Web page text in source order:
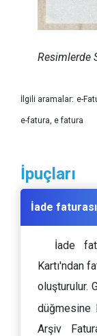
Resimlerde
İlgili aramalar: e-
e-fatura, e fatura
İpuçları
İade faturası
İade
Kartı'ndan
oluşturulur.
düğmesine
Arşiv